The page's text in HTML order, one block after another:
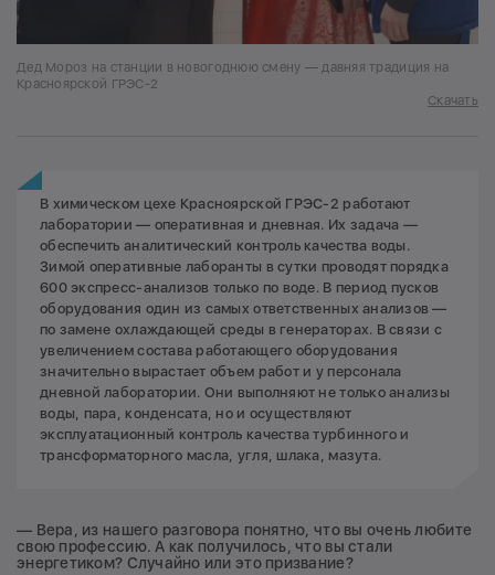
Дед Мороз на станции в новогоднюю смену — давняя традиция на
Красноярской ГРЭС-2
Скачать
В химическом цехе Красноярской ГРЭС-2 работают
лаборатории — оперативная и дневная. Их задача —
обеспечить аналитический контроль качества воды.
Зимой оперативные лаборанты в сутки проводят порядка
600 экспресс-анализов только по воде. В период пусков
оборудования один из самых ответственных анализов —
по замене охлаждающей среды в генераторах. В связи с
увеличением состава работающего оборудования
значительно вырастает объем работ и у персонала
дневной лаборатории. Они выполняют не только анализы
воды, пара, конденсата, но и осуществляют
эксплуатационный контроль качества турбинного и
трансформаторного масла, угля, шлака, мазута.
— Вера, из нашего разговора понятно, что вы очень любите
свою профессию. А как получилось, что вы стали
энергетиком? Случайно или это призвание?